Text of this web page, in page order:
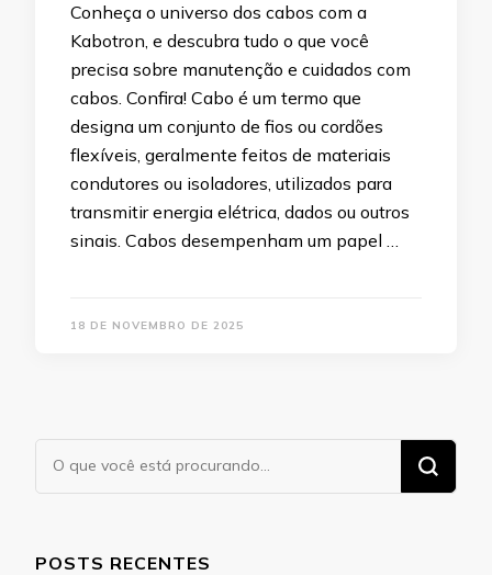
Conheça o universo dos cabos com a
Kabotron, e descubra tudo o que você
precisa sobre manutenção e cuidados com
cabos. Confira! Cabo é um termo que
designa um conjunto de fios ou cordões
flexíveis, geralmente feitos de materiais
condutores ou isoladores, utilizados para
transmitir energia elétrica, dados ou outros
sinais. Cabos desempenham um papel …
18 DE NOVEMBRO DE 2025
Procurando
POSTS RECENTES